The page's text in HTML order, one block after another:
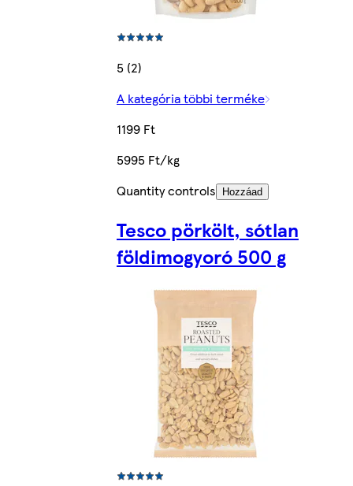
5 (2)
A kategória többi terméke
1199 Ft
5995 Ft/kg
Quantity controls
Hozzáad
Tesco pörkölt, sótlan
földimogyoró 500 g